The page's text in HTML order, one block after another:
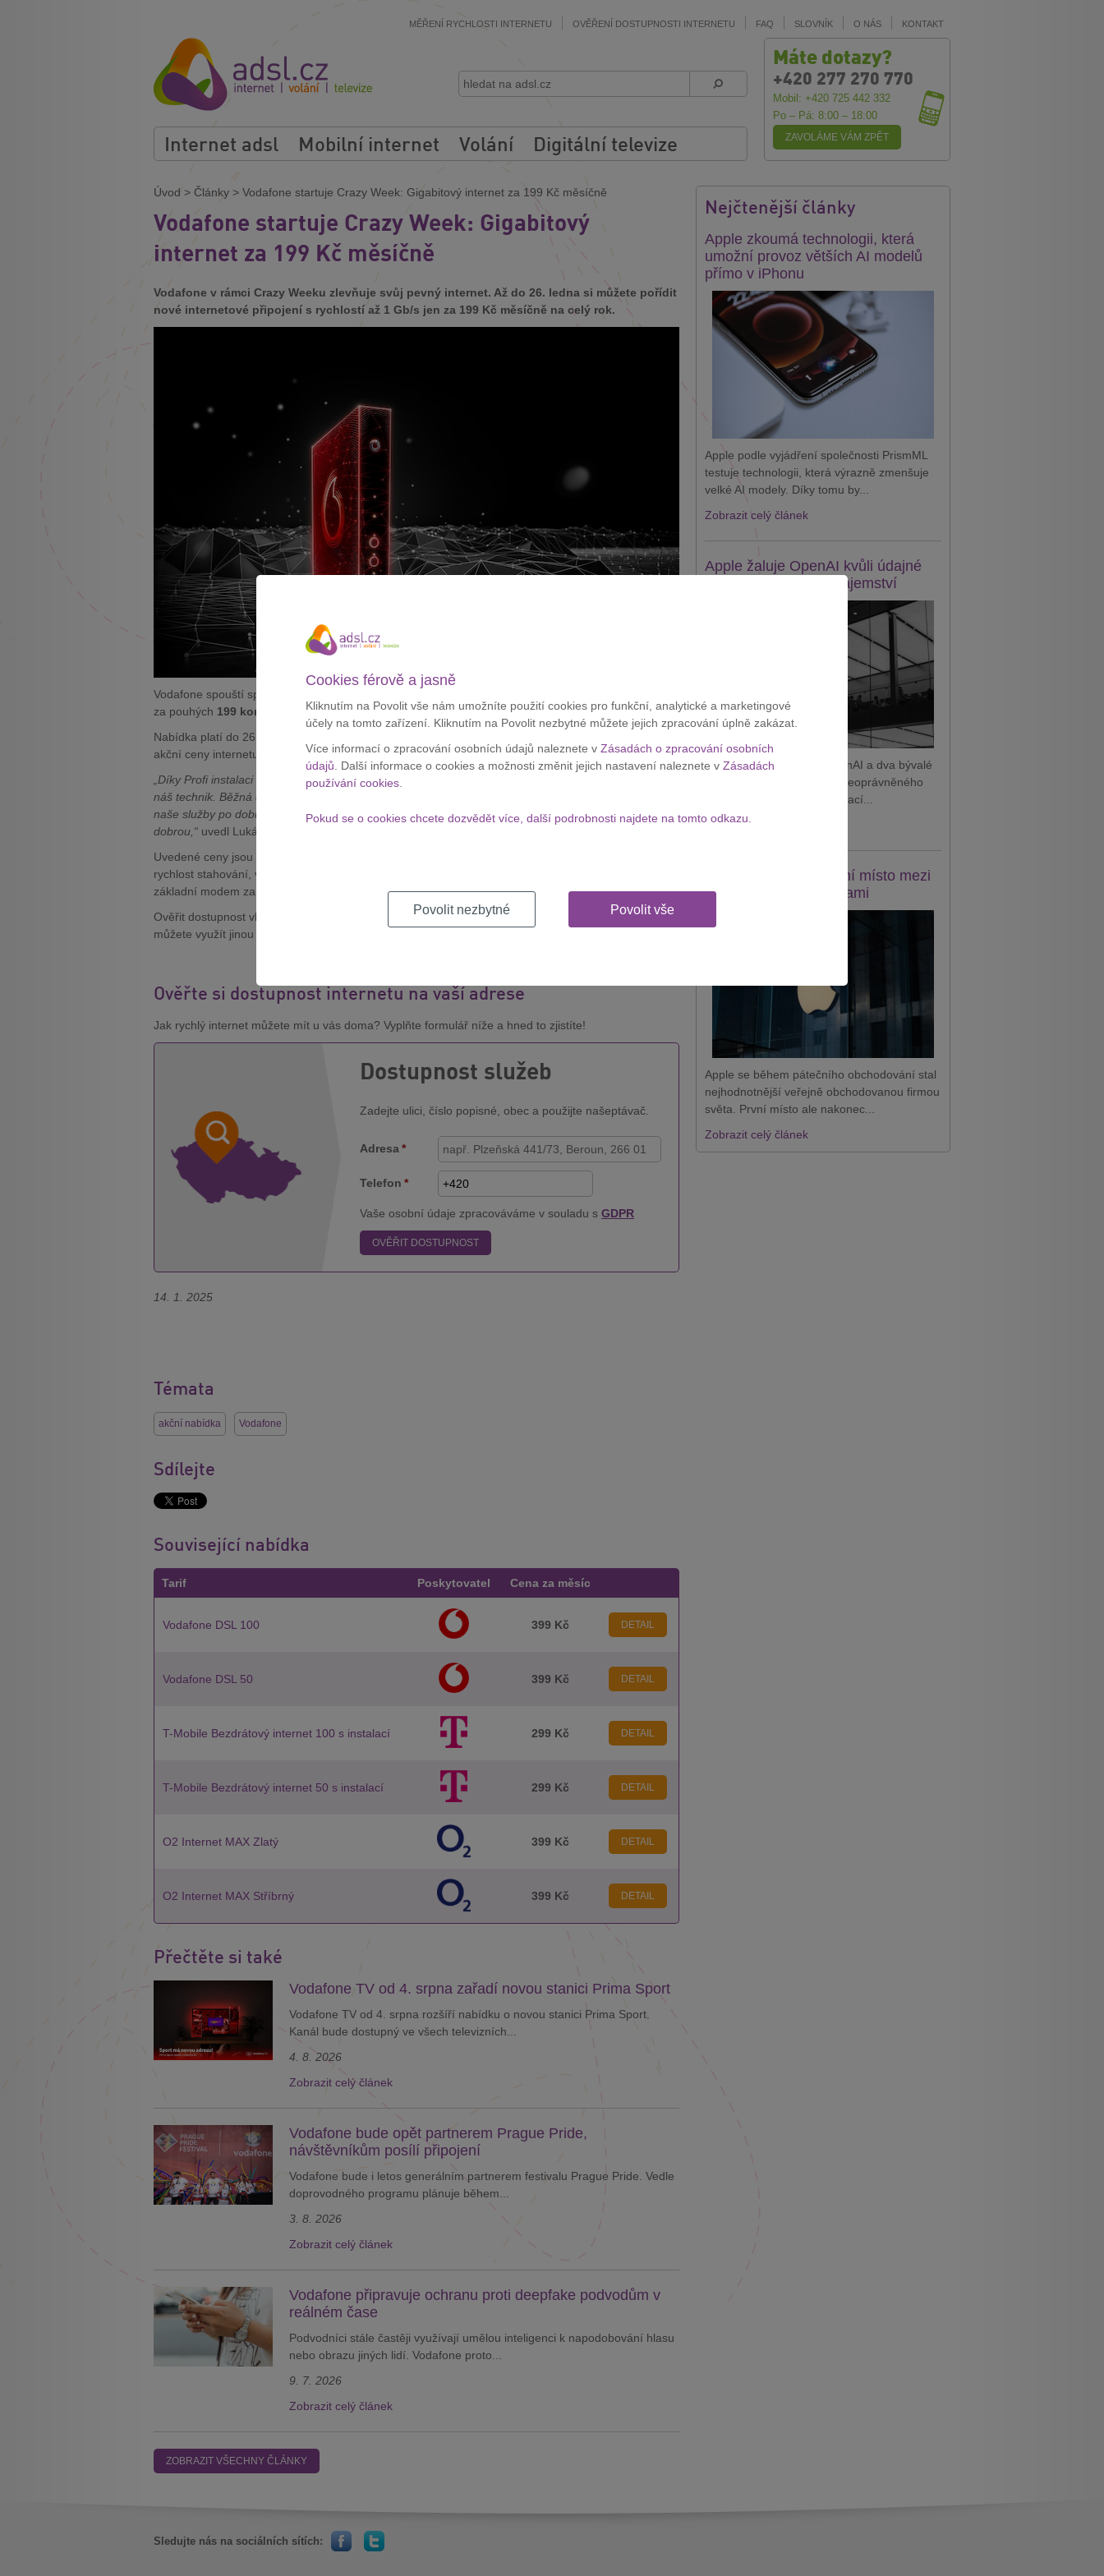
MĚŘENÍ RYCHLOSTI INTERNETU OVĚŘENÍ DOSTUPNOSTI INTERNETU FAQ SLOVNÍK O NÁS KONTAKT
Internet adsl Mobilní internet Volání Digitální televize
Máte dotazy?
+420 277 270 770
Mobil: +420 725 442 332
Po – Pá: 8:00 – 18:00
ZAVOLÁME VÁM ZPĚT
Úvod > Články > Vodafone startuje Crazy Week: Gigabitový internet za 199 Kč měsíčně
Vodafone startuje Crazy Week: Gigabitový
internet za 199 Kč měsíčně
Vodafone v rámci Crazy Weeku zlevňuje svůj pevný internet. Až do 26. ledna si můžete pořídit
nové internetové připojení s rychlostí až 1 Gb/s jen za 199 Kč měsíčně na celý rok.
Vodafone spouští speciální akci nazvanou Crazy Week, ve které nabídne pevné internetové připojení
za pouhých 199 korun měsíčně, a to včetně nejvyšší gigabitové rychlosti.
Nabídka platí do 26. ledna 2025 a vztahuje se na nové aktivace v rámci vlastní sítě Vodafonu. Kromě
akční ceny internetu nabízí Vodafone iprofesionální instalacise 100% slevou.
„Díky Profi instalaci se nebudete muset o nic starat a vše potřebné za vás na místě zapojí a vyzkouší
náš technik. Běžná cena této služby je 2 400 korun, ale nyní ji poskytneme zdarma, stačí využívat
naše služby po dobu dvou let. S Profi instalací budete mít jistotu, že vám vše bude fungovat na první
dobrou,“ uvedl Lukáš Sedmera, Business Development Senior Manager ve Vodafonu.
Uvedené ceny jsou bez modemu. Moderní
rychlost stahování, vás vyjde na dalších 100 Kč měsíčně. Pokud ale zvolíte nižší rychlost, stačí vám
základní modem za 70 Kč měsíčně.
Ověřit dostupnost vlastní sítě Vodafonu si můžete zde. V případě, že na vaší adrese není pokrytí,
můžete využít jinou akci –
Ověřte si dostupnost internetu na vaší adrese
Jak rychlý internet můžete mít u vás doma? Vyplňte formulář níže a hned to zjistíte!
Dostupnost služeb
Zadejte ulici, číslo popisné, obec a použijte našeptávač.
Adresa *
Telefon *
Vaše osobní údaje zpracováváme v souladu s GDPR
OVĚŘIT DOSTUPNOST
14. 1. 2025
Témata
akční nabídka Vodafone
Sdílejte
Související nabídka
Tarif Poskytovatel Cena za měsíc
Vodafone DSL 100 399 Kč DETAIL
Vodafone DSL 50 399 Kč DETAIL
T-Mobile Bezdrátový internet 100 s instalací 299 Kč DETAIL
T-Mobile Bezdrátový internet 50 s instalací 299 Kč DETAIL
O2 Internet MAX Zlatý 399 Kč DETAIL
O2 Internet MAX Stříbrný 399 Kč DETAIL
Přečtěte si také
Vodafone TV od 4. srpna zařadí novou stanici Prima Sport
Vodafone TV od 4. srpna rozšíří nabídku o novou stanici Prima Sport.
Kanál bude dostupný ve všech televizních...
4. 8. 2026
Zobrazit celý článek
Vodafone bude opět partnerem Prague Pride,
návštěvníkům posílí připojení
Vodafone bude i letos generálním partnerem festivalu Prague Pride. Vedle
doprovodného programu plánuje během...
3. 8. 2026
Zobrazit celý článek
Vodafone připravuje ochranu proti deepfake podvodům v
reálném čase
Podvodníci stále častěji využívají umělou inteligenci k napodobování hlasu
nebo obrazu jiných lidí. Vodafone proto...
9. 7. 2026
Zobrazit celý článek
ZOBRAZIT VŠECHNY ČLÁNKY
Nejčtenější články
Apple zkoumá technologii, která
umožní provoz větších AI modelů
přímo v iPhonu
Apple podle vyjádření společnosti PrismML
testuje technologii, která výrazně zmenšuje
velké AI modely. Díky tomu by...
Zobrazit celý článek
Apple žaluje OpenAI kvůli údajné
krádeži obchodního tajemství
Apple podal žalobu na OpenAI a dva bývalé
zaměstnance, které viní z neoprávněného
získávání důvěrných informací...
Zobrazit celý článek
Apple se vrátil na první místo mezi
nejhodnotnějšími firmami
Apple se během pátečního obchodování stal
nejhodnotnější veřejně obchodovanou firmou
světa. První místo ale nakonec...
Zobrazit celý článek
Sledujte nás na sociálních sítích:
Cookies férově a jasně
Kliknutím na Povolit vše nám umožníte použití cookies pro funkční, analytické a marketingové
účely na tomto zařízení. Kliknutím na Povolit nezbytné můžete jejich zpracování úplně zakázat.
Více informací o zpracování osobních údajů naleznete v Zásadách o zpracování osobních
údajů . Další informace o cookies a možnosti změnit jejich nastavení naleznete v Zásadách
používání cookies
Pokud se o cookies chcete dozvědět více, další podrobnosti najdete na tomto odkazu.
Povolit nezbytné Povolit vše